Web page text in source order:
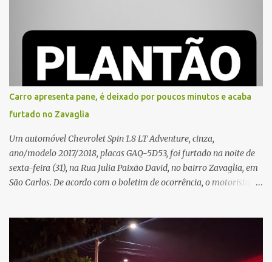
proximidades. Ainda conforme o registro policial, a vítima relatou
que, ao receber a entrega, voltou a ser ofendida com palavras de
baixo calão e insultos. Ela informou à Polícia Civil que mora
sozinha e que se sentiu ameaçada, coagida e humilhada com a
situação. Fonte: São Carlos Agora
Carro apresenta pane, é deixado por poucos minutos e acaba
furtado no Zavaglia
Um automóvel Chevrolet Spin 1.8 LT Adventure, cinza,
ano/modelo 2017/2018, placas GAQ-5D53, foi furtado na noite de
sexta-feira (31), na Rua Julia Paixão David, no bairro Zavaglia, em
São Carlos. De acordo com o boletim de ocorrência, o motorista
partida. Ainda segundo o registro policial, o condutor estacionou o
carro, certificou-se de que todas as portas estavam trancadas,
permaneceu com a chave de ignição e se ausentou do local por